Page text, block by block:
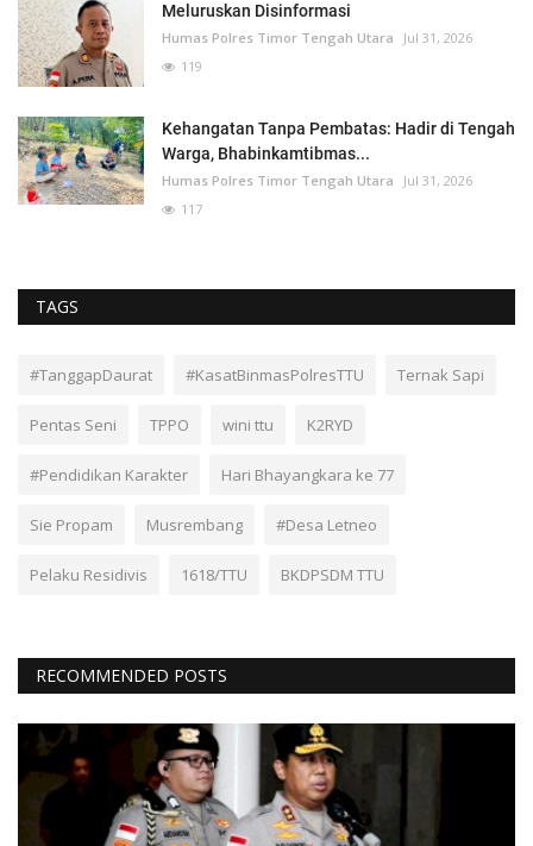
Meluruskan Disinformasi
Humas Polres Timor Tengah Utara
Jul 31, 2026
119
Kehangatan Tanpa Pembatas: Hadir di Tengah
Warga, Bhabinkamtibmas...
Humas Polres Timor Tengah Utara
Jul 31, 2026
117
TAGS
#TanggapDaurat #KasatBinmasPolresTTU Ternak Sapi
Pentas Seni TPPO wini ttu K2RYD
#Pendidikan Karakter Hari Bhayangkara ke 77
Sie Propam Musrembang #Desa Letneo
Pelaku Residivis 1618/TTU BKDPSDM TTU
RECOMMENDED POSTS